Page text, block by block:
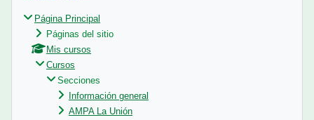
Página Principal
Páginas del sitio
Mis cursos
Cursos
Secciones
Información general
AMPA La Unión